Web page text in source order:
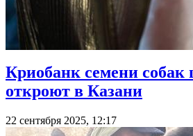
Криобанк семени собак
откроют в Казани
22 сентября 2025, 12:17